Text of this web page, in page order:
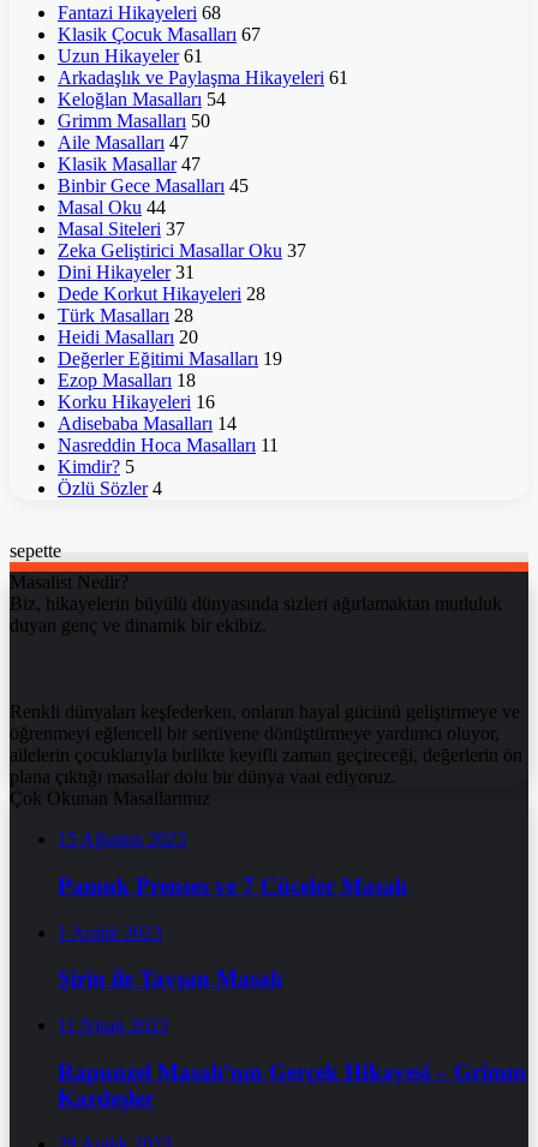
Fantazi Hikayeleri 68
Klasik Çocuk Masalları 67
Uzun Hikayeler 61
Arkadaşlık ve Paylaşma Hikayeleri 61
Keloğlan Masalları 54
Grimm Masalları 50
Aile Masalları 47
Klasik Masallar 47
Binbir Gece Masalları 45
Masal Oku 44
Masal Siteleri 37
Zeka Geliştirici Masallar Oku 37
Dini Hikayeler 31
Dede Korkut Hikayeleri 28
Türk Masalları 28
Heidi Masalları 20
Değerler Eğitimi Masalları 19
Ezop Masalları 18
Korku Hikayeleri 16
Adisebaba Masalları 14
Nasreddin Hoca Masalları 11
Kimdir? 5
Özlü Sözler 4
sepette
Masalist Nedir?
Biz, hikayelerin büyülü dünyasında sizleri ağırlamaktan mutluluk
duyan genç ve dinamik bir ekibiz.
Renkli dünyaları keşfederken, onların hayal gücünü geliştirmeye ve
öğrenmeyi eğlenceli bir serüvene dönüştürmeye yardımcı oluyor,
ailelerin çocuklarıyla birlikte keyifli zaman geçireceği, değerlerin ön
plana çıktığı masallar dolu bir dünya vaat ediyoruz.
Çok Okunan Masallarımız
15 Ağustos 2023
Pamuk Prenses ve 7 Cüceler Masalı
1 Aralık 2023
Şirin ile Tavşan Masalı
11 Nisan 2023
Rapunzel Masalı’nın Gerçek Hikayesi – Grimm
Kardeşler